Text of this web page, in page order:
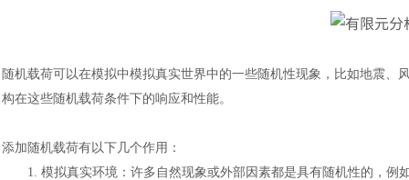
随机载荷可以在模拟中模拟真实世界中的一些随机性现象，比如地震
构在这些随机载荷条件下的响应和性能。
添加随机载荷有以下几个作用：
1. 模拟真实环境：许多自然现象或外部因素都是具有随机性的，